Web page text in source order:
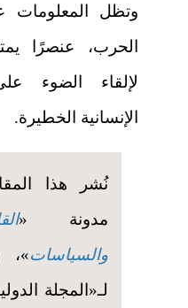
وتظل المعلومات
الحرب، عنصرًا
لإلقاء الضوء
الإنسانية الخطيرة.
نُشر هذا
مدونة «
والسياسات»،
لـ«المجلة